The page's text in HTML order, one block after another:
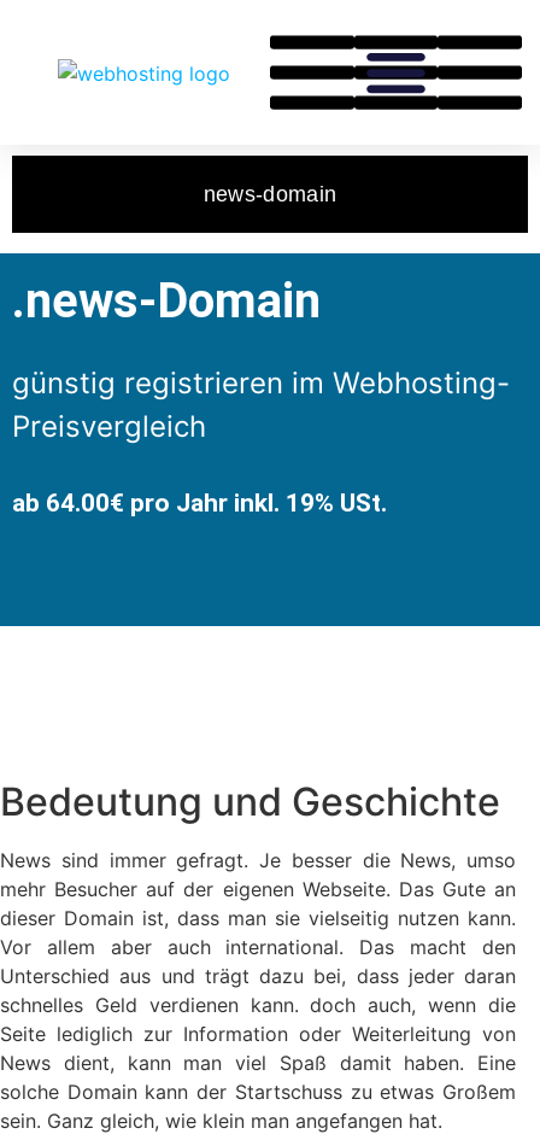
news-domain
.news-Domain
günstig registrieren im Webhosting-
Preisvergleich
ab 64.00€ pro Jahr inkl. 19% USt.
Bedeutung und Geschichte
News sind immer gefragt. Je besser die News, umso
mehr Besucher auf der eigenen Webseite. Das Gute an
dieser Domain ist, dass man sie vielseitig nutzen kann.
Vor allem aber auch international. Das macht den
Unterschied aus und trägt dazu bei, dass jeder daran
schnelles Geld verdienen kann. doch auch, wenn die
Seite lediglich zur Information oder Weiterleitung von
News dient, kann man viel Spaß damit haben. Eine
solche Domain kann der Startschuss zu etwas Großem
sein. Ganz gleich, wie klein man angefangen hat.